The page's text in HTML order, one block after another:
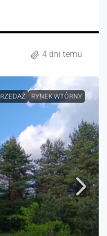
4 dni temu
RYNEK WTÓRNY